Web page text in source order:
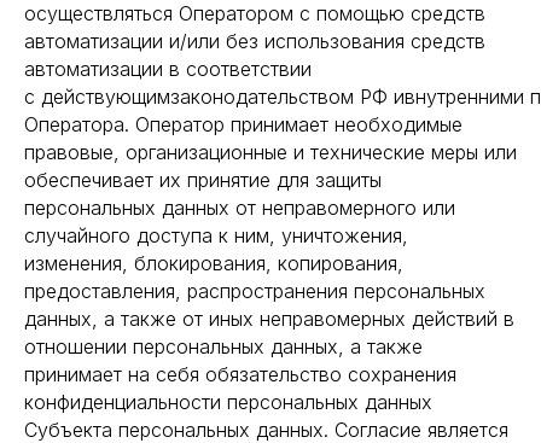
осуществляться Оператором с помощью средств
автоматизации и/или без использования средств
автоматизации в соответствии
с действующимзаконодательством РФ ивнутренними
Оператора. Оператор принимает необходимые
правовые, организационные и технические меры или
обеспечивает их принятие для защиты
персональных данных от неправомерного или
случайного доступа к ним, уничтожения,
изменения, блокирования, копирования,
предоставления, распространения персональных
данных, а также от иных неправомерных действий в
отношении персональных данных, а также
принимает на себя обязательство сохранения
конфиденциальности персональных данных
Субъекта персональных данных. Согласие является